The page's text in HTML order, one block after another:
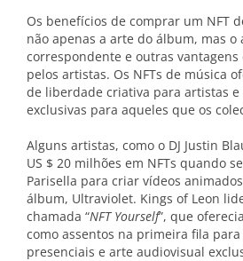
Os benefícios de comprar um NFT
não apenas a arte do álbum, mas
correspondente e outras vantagens
pelos artistas. Os NFTs de música
de liberdade criativa para artistas e
exclusivas para aqueles que os
Alguns artistas, como o DJ Justin
US $ 20 milhões em NFTs quando
Parisella para criar vídeos
álbum, Ultraviolet. Kings of Leon
chamada “NFT Yourself”, que
como assentos na primeira fila para
presenciais e arte audiovisual